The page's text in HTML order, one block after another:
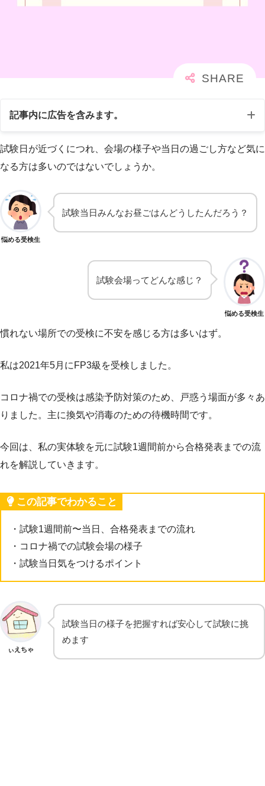
記事内に広告を含みます。
試験日が近づくにつれ、会場の様子や当日の過ごし方など気に
なる方は多いのではないでしょうか。
悩める受検生
試験当日みんなお昼ごはんどうしたんだろう？
悩める受検生
試験会場ってどんな感じ？
慣れない場所での受検に不安を感じる方は多いはず。
私は2021年5月にFP3級を受検しました。
コロナ禍での受検は感染予防対策のため、戸惑う場面が多々あ
りました。主に換気や消毒のための待機時間です。
今回は、私の実体験を元に試験1週間前から合格発表までの流
れを解説していきます。
この記事でわかること
・試験1週間前〜当日、合格発表までの流れ
・コロナ禍での試験会場の様子
・試験当日気をつけるポイント
ぃえちゃ
試験当日の様子を把握すれば安心して試験に挑
めます